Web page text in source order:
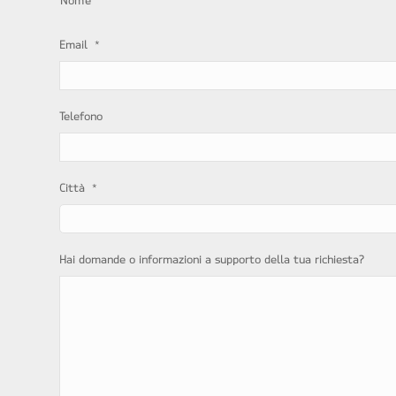
Email *
Telefono
Città *
Hai domande o informazioni a supporto della tua richiesta?